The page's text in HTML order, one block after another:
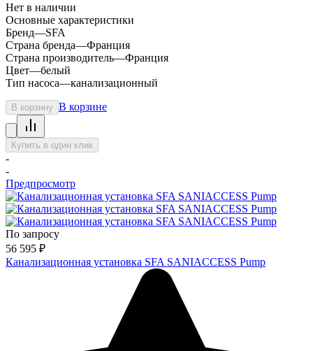
Нет в наличии
Основные характеристики
Бренд—SFA
Страна бренда—Франция
Страна производитель—Франция
Цвет—белый
Тип насоса—канализационный
В корзину В корзине
Купить в один клик
-
-
Предпросмотр
По запросу
56 595 ₽
Канализационная установка SFA SANIACCESS Pump